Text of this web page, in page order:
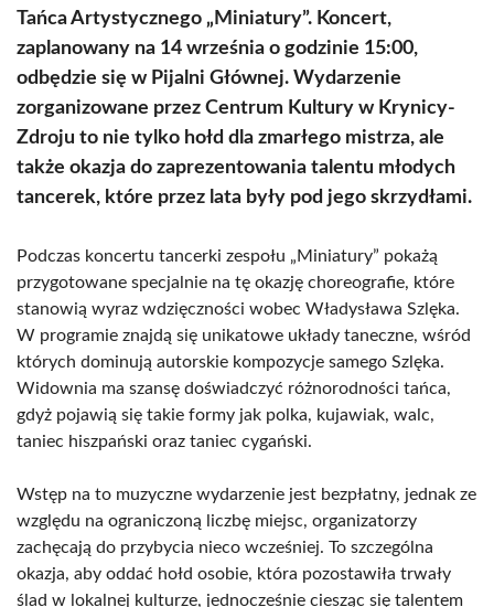
Tańca Artystycznego „Miniatury”. Koncert,
zaplanowany na 14 września o godzinie 15:00,
odbędzie się w Pijalni Głównej. Wydarzenie
zorganizowane przez Centrum Kultury w Krynicy-
Zdroju to nie tylko hołd dla zmarłego mistrza, ale
także okazja do zaprezentowania talentu młodych
tancerek, które przez lata były pod jego skrzydłami.
Podczas koncertu tancerki zespołu „Miniatury” pokażą
przygotowane specjalnie na tę okazję choreografie, które
stanowią wyraz wdzięczności wobec Władysława Szlęka.
W programie znajdą się unikatowe układy taneczne, wśród
których dominują autorskie kompozycje samego Szlęka.
Widownia ma szansę doświadczyć różnorodności tańca,
gdyż pojawią się takie formy jak polka, kujawiak, walc,
taniec hiszpański oraz taniec cygański.
Wstęp na to muzyczne wydarzenie jest bezpłatny, jednak ze
względu na ograniczoną liczbę miejsc, organizatorzy
zachęcają do przybycia nieco wcześniej. To szczególna
okazja, aby oddać hołd osobie, która pozostawiła trwały
ślad w lokalnej kulturze, jednocześnie ciesząc się talentem